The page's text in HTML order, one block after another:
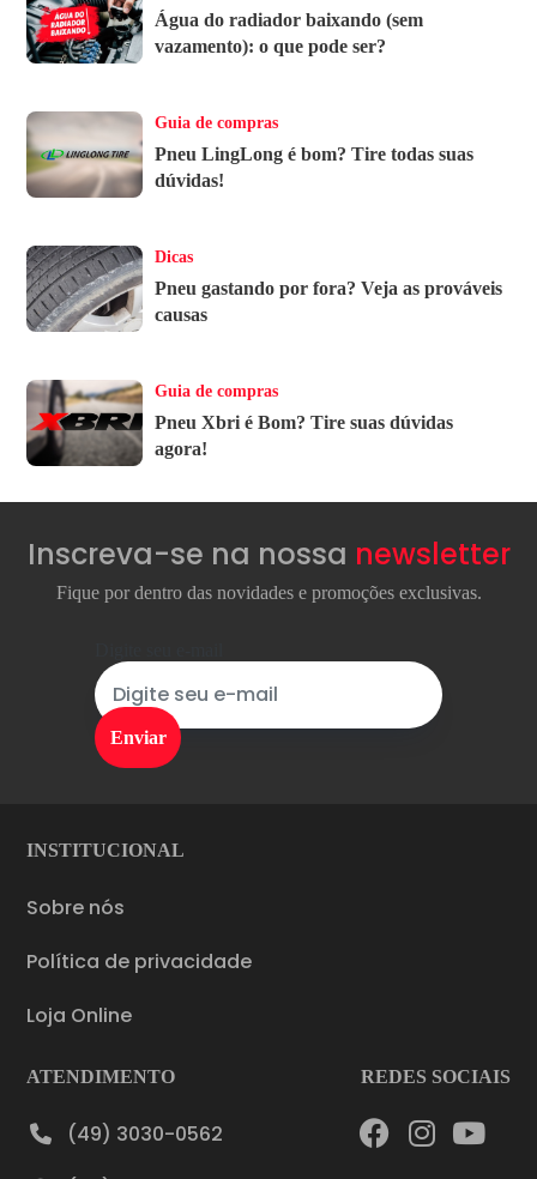
Água do radiador baixando (sem
vazamento): o que pode ser?
Guia de compras
Pneu LingLong é bom? Tire todas suas
dúvidas!
Dicas
Pneu gastando por fora? Veja as prováveis
causas
Guia de compras
Pneu Xbri é Bom? Tire suas dúvidas
agora!
Inscreva-se na nossa newsletter
Fique por dentro das novidades e promoções exclusivas.
INSTITUCIONAL
Sobre nós
Política de privacidade
Loja Online
ATENDIMENTO
(49) 3030-0562
REDES SOCIAIS